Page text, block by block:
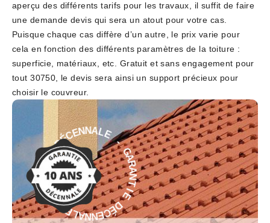
aperçu des différents tarifs pour les travaux, il suffit de faire
une demande devis qui sera un atout pour votre cas.
Puisque chaque cas diffère d’un autre, le prix varie pour
cela en fonction des différents paramètres de la toiture :
superficie, matériaux, etc. Gratuit et sans engagement pour
tout 30750, le devis sera ainsi un support précieux pour
choisir le couvreur.
G
A
R
A
N
T
I
E
D
É
C
E
NNALE - GA
R
A
N
T
I
E
D
É
C
E
N
N
A
L
E
-